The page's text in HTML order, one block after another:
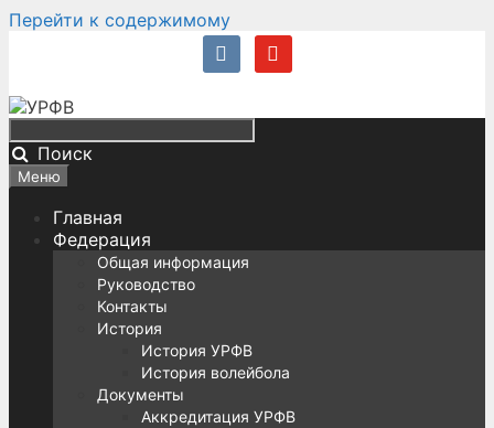
Перейти к содержимому
Поиск
Меню
Главная
Федерация
Общая информация
Руководство
Контакты
История
История УРФВ
История волейбола
Документы
Аккредитация УРФВ